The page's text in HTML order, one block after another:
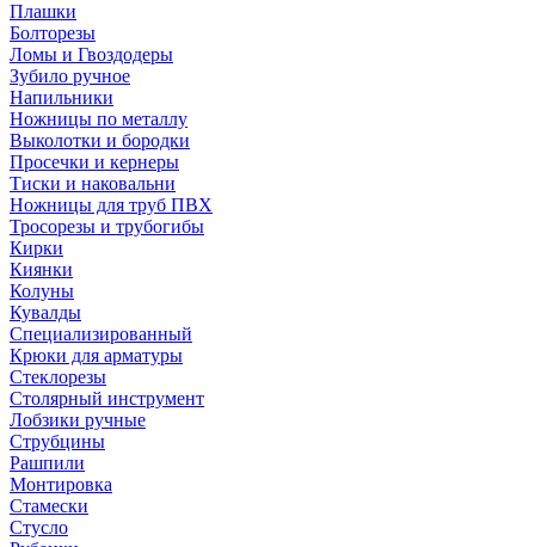
Плашки
Болторезы
Ломы и Гвоздодеры
Зубило ручное
Напильники
Ножницы по металлу
Выколотки и бородки
Просечки и кернеры
Тиски и наковальни
Ножницы для труб ПВХ
Тросорезы и трубогибы
Кирки
Киянки
Колуны
Кувалды
Специализированный
Крюки для арматуры
Стеклорезы
Столярный инструмент
Лобзики ручные
Струбцины
Рашпили
Монтировка
Стамески
Стусло